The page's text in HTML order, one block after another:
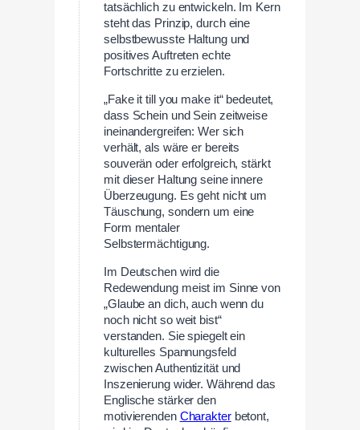
tatsächlich zu entwickeln. Im Kern
steht das Prinzip, durch eine
selbstbewusste Haltung und
positives Auftreten echte
Fortschritte zu erzielen.
„Fake it till you make it“ bedeutet,
dass Schein und Sein zeitweise
ineinandergreifen: Wer sich
verhält, als wäre er bereits
souverän oder erfolgreich, stärkt
mit dieser Haltung seine innere
Überzeugung. Es geht nicht um
Täuschung, sondern um eine
Form mentaler
Selbstermächtigung.
Im Deutschen wird die
Redewendung meist im Sinne von
„Glaube an dich, auch wenn du
noch nicht so weit bist“
verstanden. Sie spiegelt ein
kulturelles Spannungsfeld
zwischen Authentizität und
Inszenierung wider. Während das
Englische stärker den
motivierenden Charakterbetont,